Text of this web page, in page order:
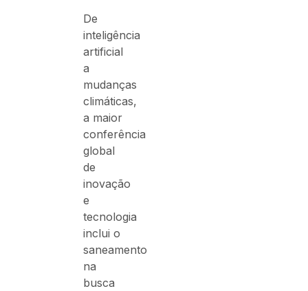
De
inteligência
artificial
a
mudanças
climáticas,
a maior
conferência
global
de
inovação
e
tecnologia
inclui o
saneamento
na
busca